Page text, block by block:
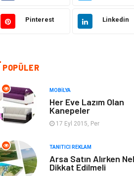
Giyim
Makine
Organizasyon Turizm
Otomotiv Bahçe Ev
Tekstil Tatil
Pinterest Linkedin
POPÜLER
MOBILYA
Her Eve Lazım Olan
Kanepeler
17 Eyl 2015, Per
TANITICI REKLAM
Arsa Satın Alırken
Dikkat Edilmeli